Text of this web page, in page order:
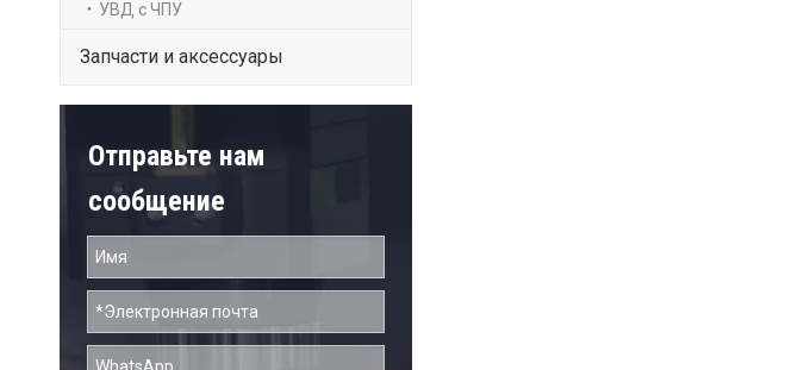
УВД с ЧПУ
Запчасти и аксессуары
Отправьте нам
сообщение